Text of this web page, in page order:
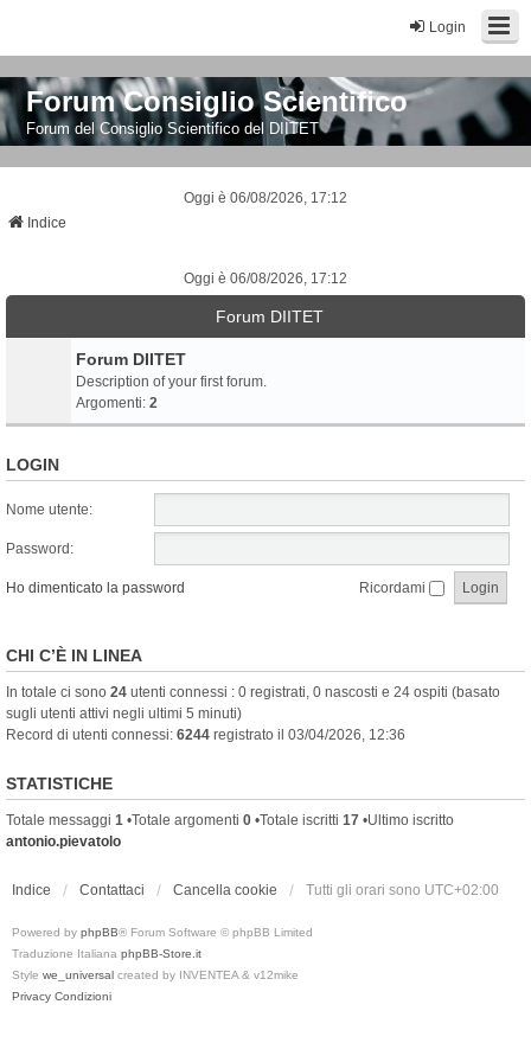
Login
Forum Consiglio Scientifico
Forum del Consiglio Scientifico del DIITET
Oggi è 06/08/2026, 17:12
Indice
Oggi è 06/08/2026, 17:12
Forum DIITET
Forum DIITET
Description of your first forum.
Argomenti: 2
LOGIN
Nome utente:
Password:
Ho dimenticato la password Ricordami
CHI C’È IN LINEA
In totale ci sono 24 utenti connessi : 0 registrati, 0 nascosti e 24 ospiti (basato
sugli utenti attivi negli ultimi 5 minuti)
Record di utenti connessi: 6244 registrato il 03/04/2026, 12:36
STATISTICHE
Totale messaggi 1 •Totale argomenti 0 •Totale iscritti 17 •Ultimo iscritto
antonio.pievatolo
Indice Contattaci Cancella cookie Tutti gli orari sono UTC+02:00
Powered by phpBB® Forum Software © phpBB Limited
Traduzione Italiana phpBB-Store.it
Style we_universal created by INVENTEA & v12mike
Privacy Condizioni